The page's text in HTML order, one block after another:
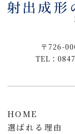
〒726-
TEL：
HOME
選ばれる理由